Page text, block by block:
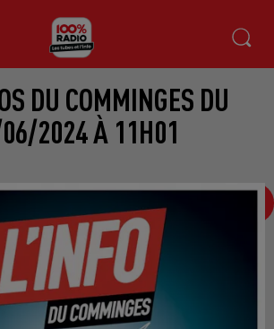
DU COMMINGES DU
2024 À 11H01